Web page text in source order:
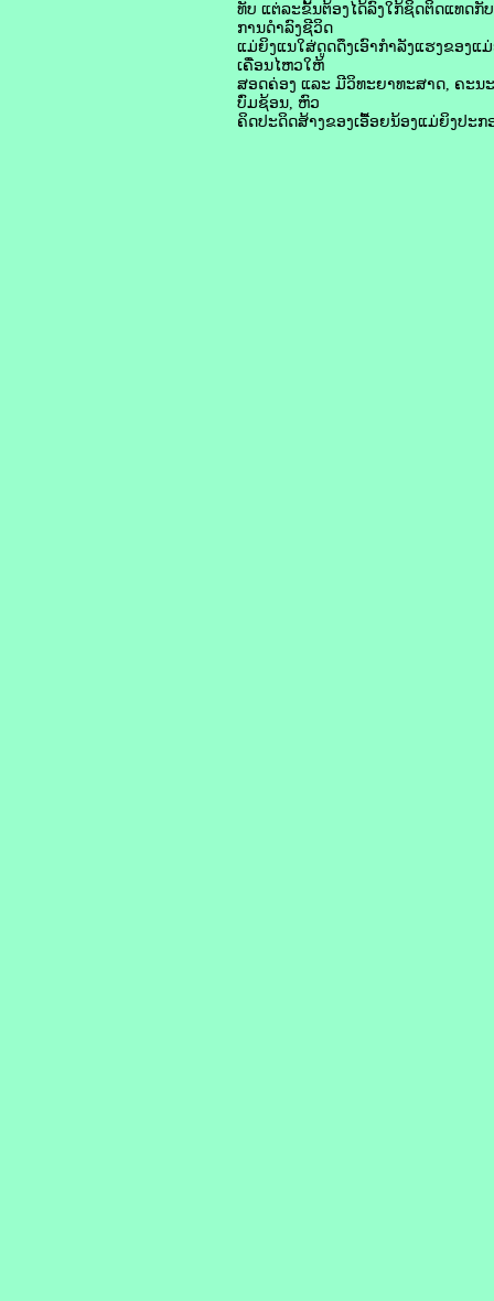
ທັບ ແຕ່ລະຂັ້ນຕ້ອງໄດ້ລົງໃກ້ຊິດຕິດແທດ
ການດໍາລົງຊີວິດ
ແມ່ຍິງແນໃສ່ດູດດຶງເອົາກໍາລັງແຮງຂອງ
ເຄື່ອນໄຫວໃຫ້
ສອດຄ່ອງ ແລະ ມີວິທະຍາທະສາດ, ຄະນ
ບົ່ມຊ້ອນ, ຫົວ
ຄິດປະດິດສ້າງຂອງເອື້ອຍນ້ອງແມ່ຍິງປະ